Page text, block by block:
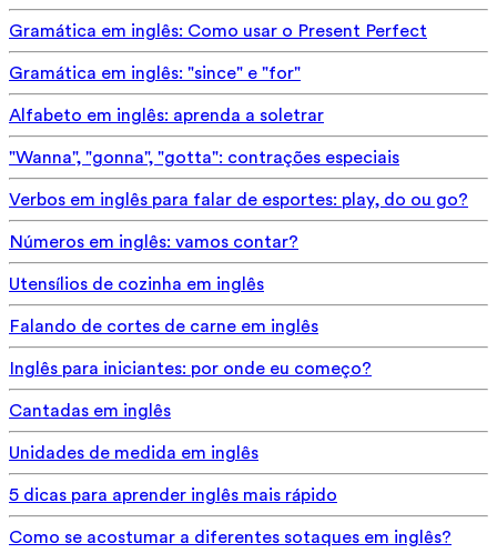
Gramática em inglês: Como usar o Present Perfect
Gramática em inglês: "since" e "for"
Alfabeto em inglês: aprenda a soletrar
"Wanna", "gonna", "gotta": contrações especiais
Verbos em inglês para falar de esportes: play, do ou go?
Números em inglês: vamos contar?
Utensílios de cozinha em inglês
Falando de cortes de carne em inglês
Inglês para iniciantes: por onde eu começo?
Cantadas em inglês
Unidades de medida em inglês
5 dicas para aprender inglês mais rápido
Como se acostumar a diferentes sotaques em inglês?